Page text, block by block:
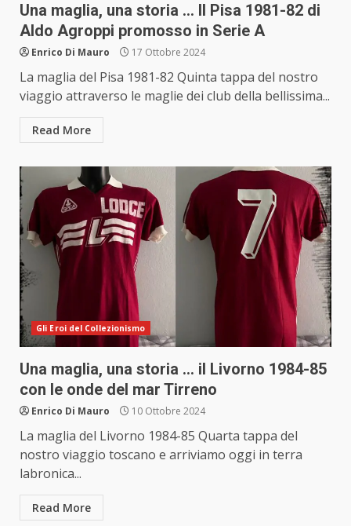
Una maglia, una storia … Il Pisa 1981-82 di
Aldo Agroppi promosso in Serie A
Enrico Di Mauro 17 Ottobre 2024
La maglia del Pisa 1981-82 Quinta tappa del nostro
viaggio attraverso le maglie dei club della bellissima...
Read More
Gli Eroi del Collezionismo
Una maglia, una storia … il Livorno 1984-85
con le onde del mar Tirreno
Enrico Di Mauro 10 Ottobre 2024
La maglia del Livorno 1984-85 Quarta tappa del
nostro viaggio toscano e arriviamo oggi in terra
labronica...
Read More